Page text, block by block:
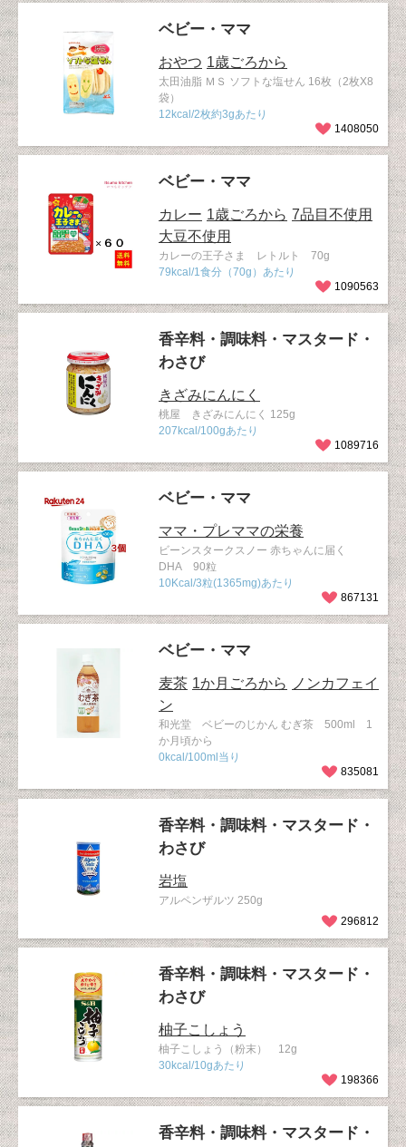
ベビー・ママ
おやつ 1歳ごろから
太田油脂 ＭＳ ソフトな塩せん 16枚（2枚X8
袋）
12kcal/2枚約3gあたり
1408050
ベビー・ママ
カレー 1歳ごろから 7品目不使用
大豆不使用
カレーの王子さま レトルト 70g
79kcal/1食分（70g）あたり
1090563
香辛料・調味料・マスタード・
わさび
きざみにんにく
桃屋 きざみにんにく 125g
207kcal/100gあたり
1089716
ベビー・ママ
ママ・プレママの栄養
ビーンスタークスノー 赤ちゃんに届く
DHA 90粒
10Kcal/3粒(1365mg)あたり
867131
ベビー・ママ
麦茶 1か月ごろから
ノンカフェイ
ン
和光堂 ベビーのじかん むぎ茶 500ml 1
か月頃から
0kcal/100ml当り
835081
香辛料・調味料・マスタード・
わさび
岩塩
アルペンザルツ 250g
296812
香辛料・調味料・マスタード・
わさび
柚子こしょう
柚子こしょう（粉末） 12g
30kcal/10gあたり
198366
香辛料・調味料・マスタード・